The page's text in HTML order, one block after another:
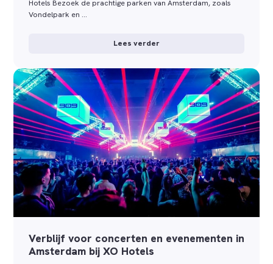
Hotels Bezoek de prachtige parken van Amsterdam, zoals
Vondelpark en …
Lees verder
Verblijf voor concerten en evenementen in
Amsterdam bij XO Hotels